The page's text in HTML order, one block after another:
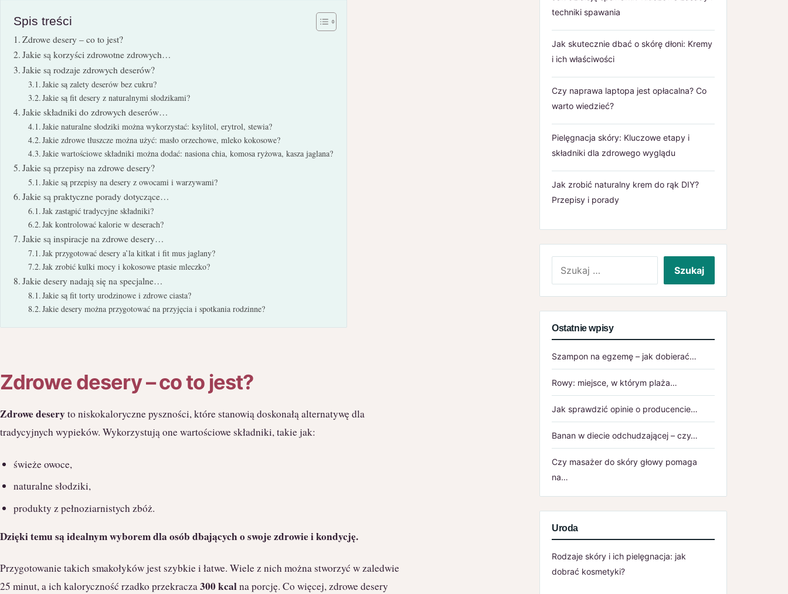
Spis treści
Zdrowe desery – co to jest?
Jakie są korzyści zdrowotne zdrowych…
Jakie są rodzaje zdrowych deserów?
Jakie są zalety deserów bez cukru?
Jakie są fit desery z naturalnymi słodzikami?
Jakie składniki do zdrowych deserów…
Jakie naturalne słodziki można wykorzystać: ksylitol, erytrol, stewia?
Jakie zdrowe tłuszcze można użyć: masło orzechowe, mleko kokosowe?
Jakie wartościowe składniki można dodać: nasiona chia, komosa ryżowa, kasza jaglana?
Jakie są przepisy na zdrowe desery?
Jakie są przepisy na desery z owocami i warzywami?
Jakie są praktyczne porady dotyczące…
Jak zastąpić tradycyjne składniki?
Jak kontrolować kalorie w deserach?
Jakie są inspiracje na zdrowe desery…
Jak przygotować desery a’la kitkat i fit mus jaglany?
Jak zrobić kulki mocy i kokosowe ptasie mleczko?
Jakie desery nadają się na specjalne…
Jakie są fit torty urodzinowe i zdrowe ciasta?
Jakie desery można przygotować na przyjęcia i spotkania rodzinne?
Zdrowe desery – co to jest?
Zdrowe deseryto niskokaloryczne pyszności, które stanowią doskonałą alternatywę dla
tradycyjnych wypieków. Wykorzystują one wartościowe składniki, takie jak:
świeże owoce,
naturalne słodziki,
produkty z pełnoziarnistych zbóż.
Dzięki temu są idealnym wyborem dla osób dbających o swoje zdrowie i kondycję.
Przygotowanie takich smakołyków jest szybkie i łatwe. Wiele z nich można stworzyć w zaledwie
25 minut, a ich kaloryczność rzadko przekracza300 kcalna porcję. Co więcej, zdrowe desery
techniki spawania
Jak skutecznie dbać o skórę dłoni: Kremy
i ich właściwości
Czy naprawa laptopa jest opłacalna? Co
warto wiedzieć?
Pielęgnacja skóry: Kluczowe etapy i
składniki dla zdrowego wyglądu
Jak zrobić naturalny krem do rąk DIY?
Przepisy i porady
Ostatnie wpisy
Szampon na egzemę – jak dobierać…
Rowy: miejsce, w którym plaża…
Jak sprawdzić opinie o producencie…
Banan w diecie odchudzającej – czy…
Czy masażer do skóry głowy pomaga
na…
Uroda
Rodzaje skóry i ich pielęgnacja: jak
dobrać kosmetyki?